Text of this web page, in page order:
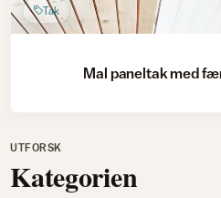
Tak
Mal paneltak med
UTFORSK
Kategorien